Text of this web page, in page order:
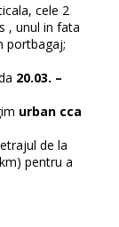
cele 2
, unul in fata
portbagaj;
20.03. –
urban cca
de la
pentru a